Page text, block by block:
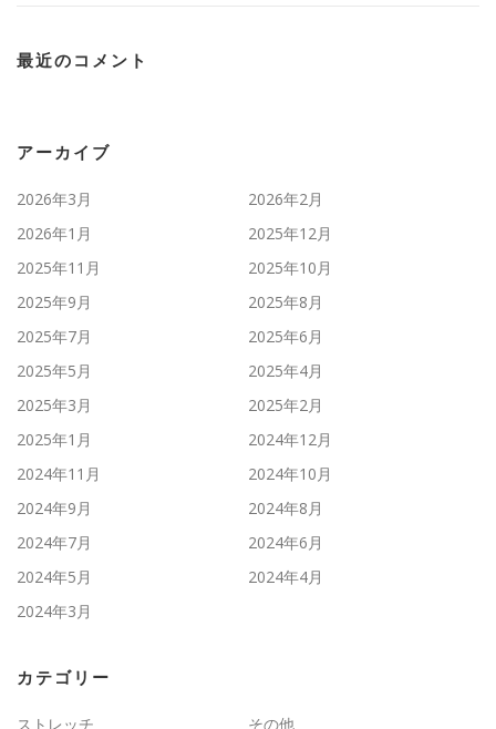
最近のコメント
アーカイブ
2026年3月
2026年2月
2026年1月
2025年12月
2025年11月
2025年10月
2025年9月
2025年8月
2025年7月
2025年6月
2025年5月
2025年4月
2025年3月
2025年2月
2025年1月
2024年12月
2024年11月
2024年10月
2024年9月
2024年8月
2024年7月
2024年6月
2024年5月
2024年4月
2024年3月
カテゴリー
ストレッチ その他